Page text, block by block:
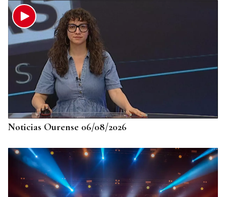
CUENTA CON ANTECEDENTES
Despliegue policial en Redondela por un hombre
atrincherado en su vivienda
Noticias Ourense 06/08/2026